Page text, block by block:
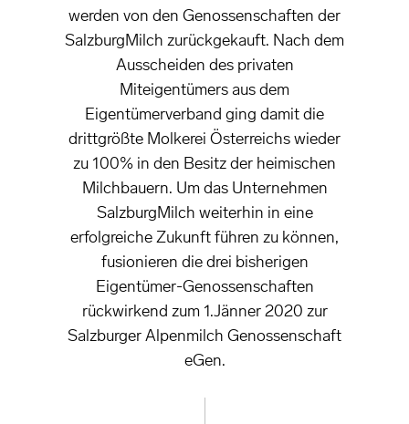
werden von den Genossenschaften der
SalzburgMilch zurückgekauft. Nach dem
Ausscheiden des privaten
Miteigentümers aus dem
Eigentümerverband ging damit die
drittgrößte Molkerei Österreichs wieder
zu 100% in den Besitz der heimischen
Milchbauern. Um das Unternehmen
SalzburgMilch weiterhin in eine
erfolgreiche Zukunft führen zu können,
fusionieren die drei bisherigen
Eigentümer-Genossenschaften
rückwirkend zum 1.Jänner 2020 zur
Salzburger Alpenmilch Genossenschaft
eGen.